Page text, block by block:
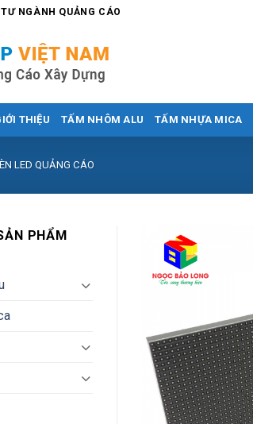
NGÀNH QUẢNG CÁO
THIỆU TẤM NHÔM ALU TẤM NHỰA MICA
LED QUẢNG CÁO
PHẨM